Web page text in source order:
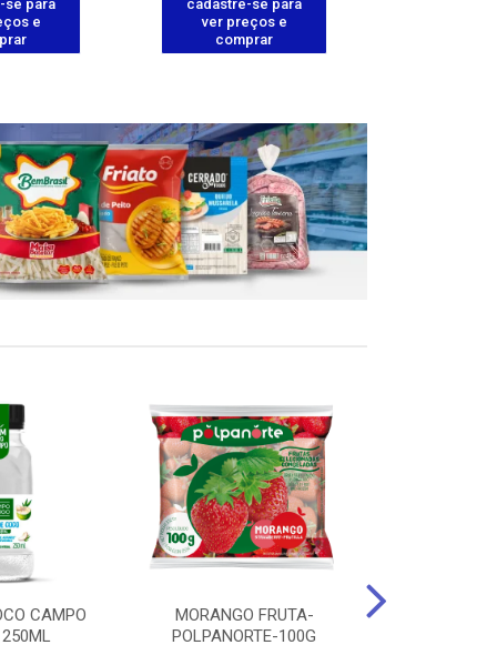
se para
e
cadastre-se para
ver preços e
comprar
CAMPO
MORANGO FRUTA-
POLPANORTE-100G